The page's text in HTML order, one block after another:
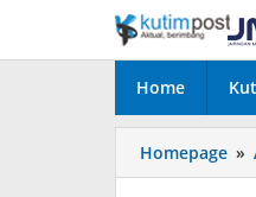
konten
Home
Homepage »